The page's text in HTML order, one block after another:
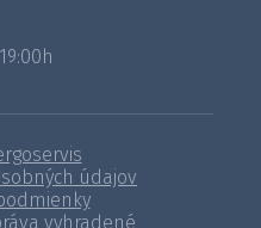
vyhradené
údajov